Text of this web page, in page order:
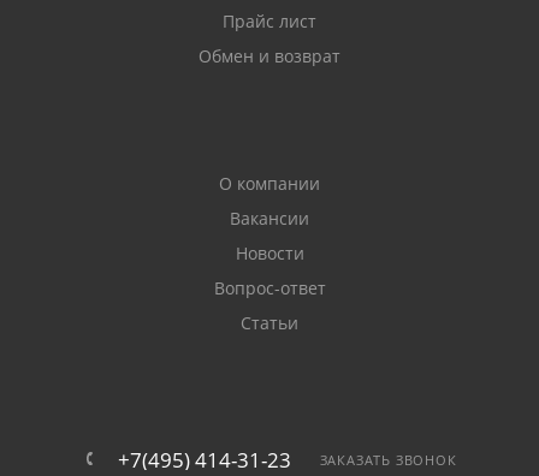
Прайс лист
Обмен и возврат
О компании
Вакансии
Новости
Вопрос-ответ
Статьи
+7(495) 414-31-23 ЗАКАЗАТЬ ЗВОНОК